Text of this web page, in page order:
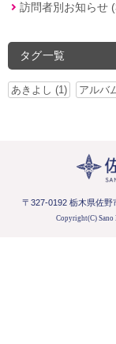
訪問者別お知らせ
タグ一覧
あきよし (1) アルバ
〒327-0192 栃木県佐
Copyright(C)